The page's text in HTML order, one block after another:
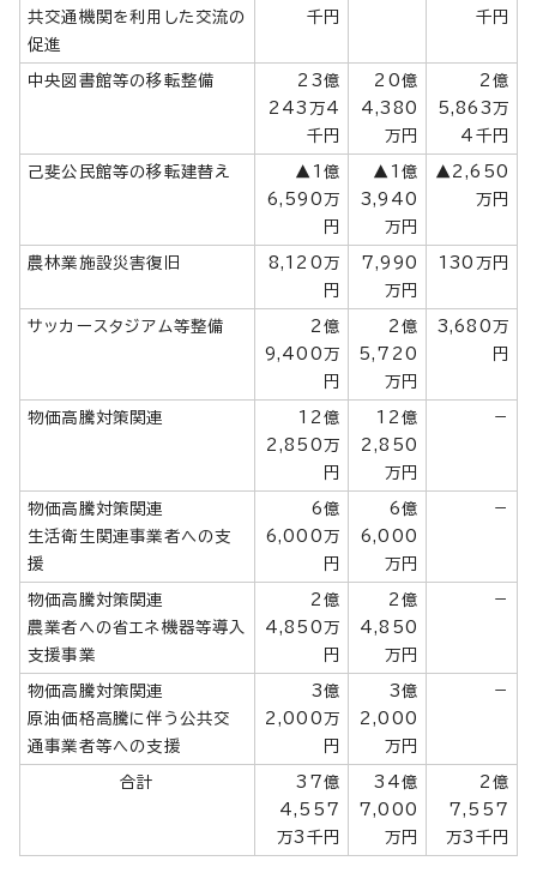
共交通機関を利用した交流の
促進
千円
千円
中央図書館等の移転整備
23億
243万4
千円
20億
4,380
万円
2億
5,863万
4千円
己斐公民館等の移転建替え
▲1億
6,590万
円
▲1億
3,940
万円
▲2,650
万円
農林業施設災害復旧
8,120万
円
7,990
万円
130万円
サッカースタジアム等整備
2億
9,400万
円
2億
5,720
万円
3,680万
円
物価高騰対策関連
12億
2,850万
円
12億
2,850
万円
－
物価高騰対策関連
生活衛生関連事業者への支
援
6億
6,000万
円
6億
6,000
万円
－
物価高騰対策関連
農業者への省エネ機器等導入
支援事業
2億
4,850万
円
2億
4,850
万円
－
物価高騰対策関連
原油価格高騰に伴う公共交
通事業者等への支援
3億
2,000万
円
3億
2,000
万円
－
合計
37億
4,557
万3千円
34億
7,000
万円
2億
7,557
万3千円